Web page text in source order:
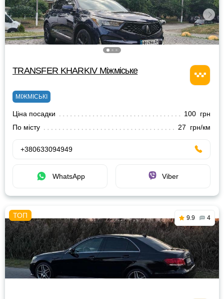
TRANSFER KHARKIV Міжміське
МІЖМІСЬКІ
Ціна посадки
100 грн
По місту
27 грн/км
+380633094949
WhatsApp Viber
9.9 4